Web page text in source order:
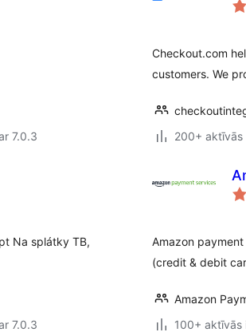
7.0.3
Checkout.com
customers. We
200+ aktīvās
Na splátky TB,
7.0.3
Amazon
(credit & debit
Amazon
100+ aktīvās